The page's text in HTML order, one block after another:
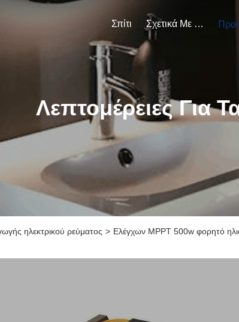
Σπίτι Σχετικά Με Εμάς
Λεπτομέρειες Για
ηλεκτρικού ρεύματος > Ελέγχων MPPT 500w φορητό